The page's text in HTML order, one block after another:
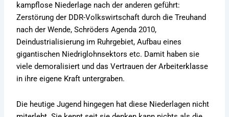
kampflose Niederlage nach der anderen geführt:
Zerstörung der DDR-Volkswirtschaft durch die Treuhand
nach der Wende, Schröders Agenda 2010,
Deindustrialisierung im Ruhrgebiet, Aufbau eines
gigantischen Niedriglohnsektors etc. Damit haben sie
viele demoralisiert und das Vertrauen der Arbeiterklasse
in ihre eigene Kraft untergraben.
Die heutige Jugend hingegen hat diese Niederlagen nicht